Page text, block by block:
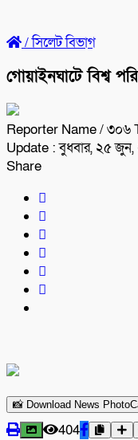
/সিলেট বিভাগ
গোয়াইনঘাটে বিশ্ব
Reporter Name/ ৩০৬
Update : বুধবার, ২৫
Share
📸 Download News
404